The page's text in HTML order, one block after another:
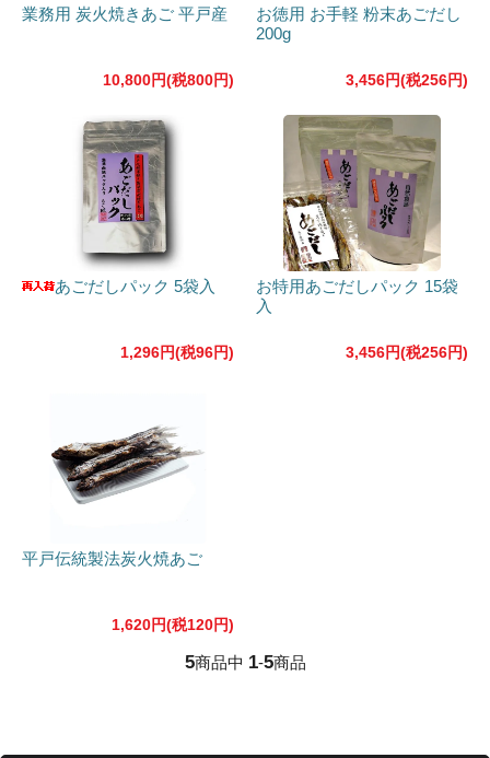
業務用 炭火焼きあご 平戸産
10,800円(税800円)
お徳用 お手軽 粉末あごだし
200g
3,456円(税256円)
あごだしパック 5袋入
1,296円(税96円)
お特用あごだしパック 15袋
入
3,456円(税256円)
平戸伝統製法炭火焼あご
1,620円(税120円)
5商品中 1-5商品